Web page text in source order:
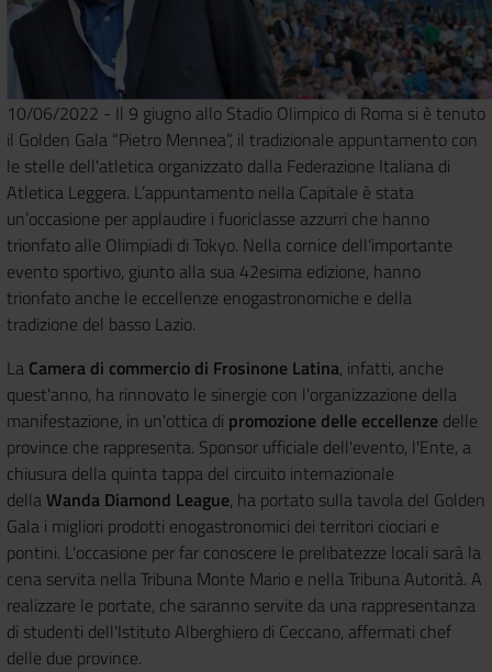
10/06/2022 - Il 9 giugno allo Stadio Olimpico di Roma si è tenuto
il Golden Gala “Pietro Mennea”, il tradizionale appuntamento con
le stelle dell'atletica organizzato dalla Federazione Italiana di
Atletica Leggera. L’appuntamento nella Capitale è stata
un’occasione per applaudire i fuoriclasse azzurri che hanno
trionfato alle Olimpiadi di Tokyo. Nella cornice dell’importante
evento sportivo, giunto alla sua 42esima edizione, hanno
trionfato anche le eccellenze enogastronomiche e della
tradizione del basso Lazio.
La Camera di commercio di Frosinone Latina, infatti, anche
quest'anno, ha rinnovato le sinergie con l'organizzazione della
manifestazione, in un'ottica di promozione delle eccellenze delle
province che rappresenta. Sponsor ufficiale dell'evento, l'Ente, a
chiusura della quinta tappa del circuito internazionale
dellaWanda Diamond League, ha portato sulla tavola del Golden
Gala i migliori prodotti enogastronomici dei territori ciociari e
pontini. L'occasione per far conoscere le prelibatezze locali sarà la
cena servita nella Tribuna Monte Mario e nella Tribuna Autorità. A
realizzare le portate, che saranno servite da una rappresentanza
di studenti dell'Istituto Alberghiero di Ceccano, affermati chef
delle due province.